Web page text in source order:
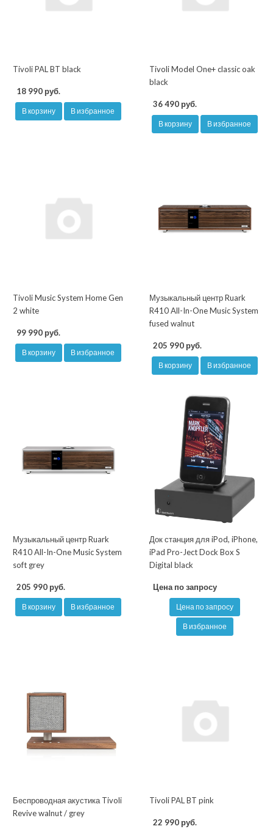
Tivoli PAL BT black
18 990 руб.
В корзину В избранное
Tivoli Model One+ classic oak
black
36 490 руб.
В корзину В избранное
Tivoli Music System Home Gen
2 white
99 990 руб.
В корзину В избранное
Музыкальный центр Ruark
R410 All-In-One Music System
fused walnut
205 990 руб.
В корзину В избранное
Музыкальный центр Ruark
R410 All-In-One Music System
soft grey
205 990 руб.
В корзину В избранное
Док станция для iPod, iPhone,
iPad Pro-Ject Dock Box S
Digital black
Цена по запросу
Цена по запросу
В избранное
Беспроводная акустика Tivoli
Revive walnut / grey
Tivoli PAL BT pink
22 990 руб.